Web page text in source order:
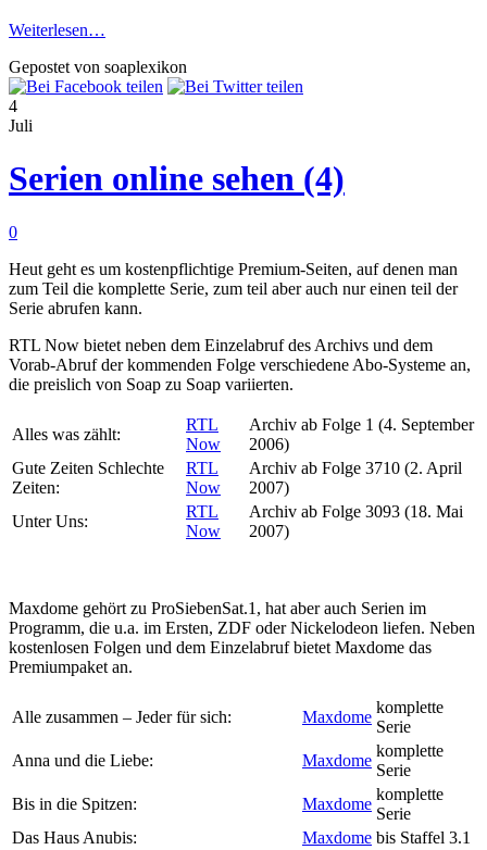
Weiterlesen…
Gepostet von soaplexikon
4
Juli
Serien online sehen (4)
0
Heut geht es um kostenpflichtige Premium-Seiten, auf denen man
zum Teil die komplette Serie, zum teil aber auch nur einen teil der
Serie abrufen kann.
RTL Now bietet neben dem Einzelabruf des Archivs und dem
Vorab-Abruf der kommenden Folge verschiedene Abo-Systeme an,
die preislich von Soap zu Soap variierten.
Alles was zählt:
RTL
Now
Archiv ab Folge 1 (4. September
2006)
Gute Zeiten Schlechte
Zeiten:
RTL
Now
Archiv ab Folge 3710 (2. April
2007)
Unter Uns:
RTL
Now
Archiv ab Folge 3093 (18. Mai
2007)
Maxdome gehört zu ProSiebenSat.1, hat aber auch Serien im
Programm, die u.a. im Ersten, ZDF oder Nickelodeon liefen. Neben
kostenlosen Folgen und dem Einzelabruf bietet Maxdome das
Premiumpaket an.
Alle zusammen – Jeder für sich: Maxdome
komplette
Serie
Anna und die Liebe:
Maxdome
komplette
Serie
Bis in die Spitzen:
Maxdome
komplette
Serie
Das Haus Anubis:
Maxdome bis Staffel 3.1